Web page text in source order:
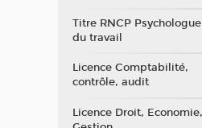
Titre RNCP Psychologue
du travail
Licence Comptabilité,
contrôle, audit
Licence Droit, Economie,